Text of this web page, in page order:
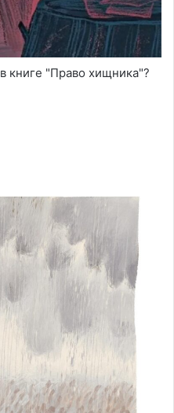
книге "Право хищника"?